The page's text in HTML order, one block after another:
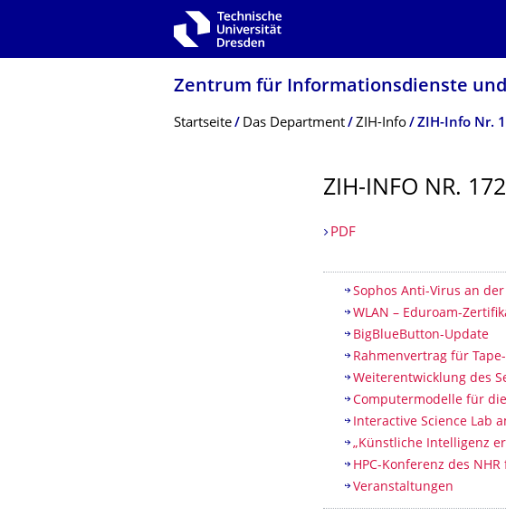
Zur Hauptnavigation springen
Zentrum für Informations­dienste
Breadcrumb-Menü
Startseite Das Department ZIH-Info ZIH-Info Nr.
ZIH-INFO NR.
PDF
Inhaltsverzeichnis
Sophos Anti-Virus an der
WLAN – Eduroam-
BigBlueButton-Update
Rahmenvertrag für
Weiterentwicklung des
Computermodelle für
Interactive Science Lab
„Künstliche Intelligenz
HPC-Konferenz des
Veranstaltungen